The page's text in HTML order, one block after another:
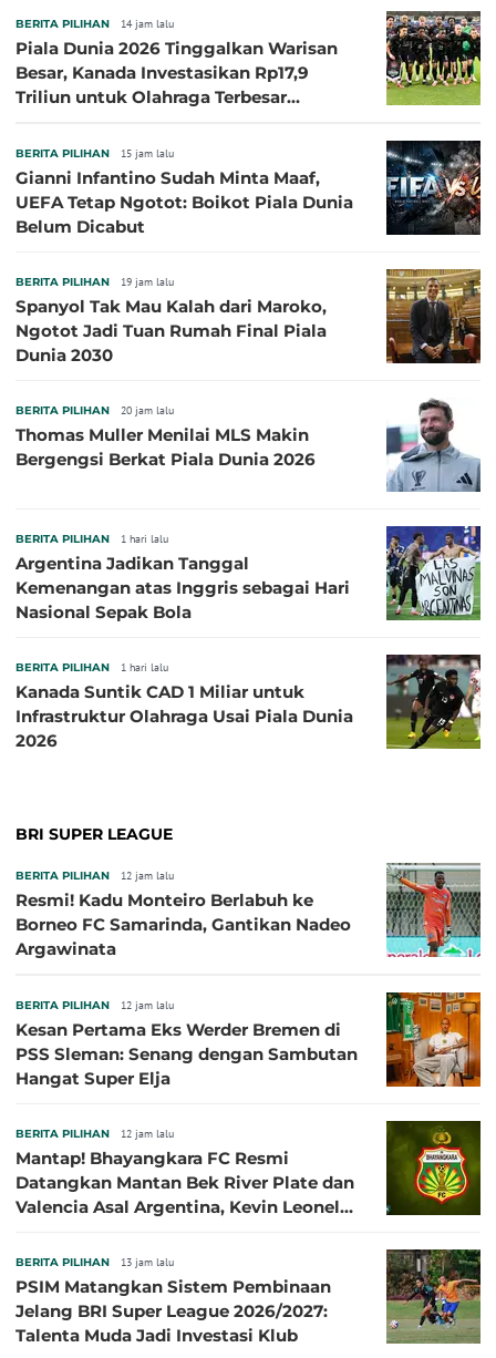
BERITA PILIHAN 14 jam lalu
Piala Dunia 2026 Tinggalkan Warisan
Besar, Kanada Investasikan Rp17,9
Triliun untuk Olahraga Terbesar
BERITA PILIHAN 15 jam lalu
Gianni Infantino Sudah Minta Maaf,
UEFA Tetap Ngotot: Boikot Piala Dunia
Belum Dicabut
BERITA PILIHAN 19 jam lalu
Spanyol Tak Mau Kalah dari Maroko,
Ngotot Jadi Tuan Rumah Final Piala
Dunia 2030
BERITA PILIHAN 20 jam lalu
Thomas Muller Menilai MLS Makin
Bergengsi Berkat Piala Dunia 2026
BERITA PILIHAN 1 hari lalu
Argentina Jadikan Tanggal
Kemenangan atas Inggris sebagai Hari
Nasional Sepak Bola
BERITA PILIHAN 1 hari lalu
Kanada Suntik CAD 1 Miliar untuk
Infrastruktur Olahraga Usai Piala Dunia
2026
BRI SUPER LEAGUE
BERITA PILIHAN 12 jam lalu
Resmi! Kadu Monteiro Berlabuh ke
Borneo FC Samarinda, Gantikan Nadeo
Argawinata
BERITA PILIHAN 12 jam lalu
Kesan Pertama Eks Werder Bremen di
PSS Sleman: Senang dengan Sambutan
Hangat Super Elja
BERITA PILIHAN 12 jam lalu
Mantap! Bhayangkara FC Resmi
Datangkan Mantan Bek River Plate dan
Valencia Asal Argentina, Kevin Leonel
BERITA PILIHAN 13 jam lalu
PSIM Matangkan Sistem Pembinaan
Jelang BRI Super League 2026/2027:
Talenta Muda Jadi Investasi Klub